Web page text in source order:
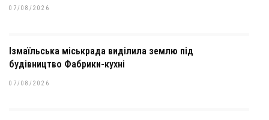
07/08/2026
Ізмаїльська міськрада виділила землю під
будівництво Фабрики-кухні
07/08/2026